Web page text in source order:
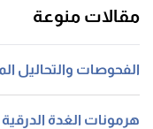
مقالات منوعة
الفحوصات والتحاليل
هرمونات الغدة الدرقية